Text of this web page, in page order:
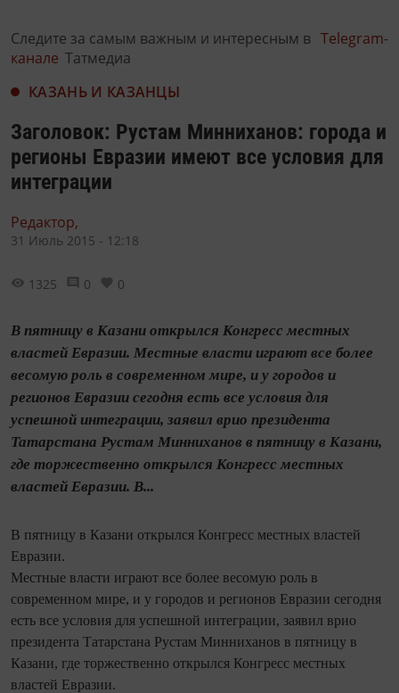
Следите за самым важным и интересным в Telegram-
канале Татмедиа
КАЗАНЬ И КАЗАНЦЫ
Заголовок: Рустам Минниханов: города и
регионы Евразии имеют все условия для
интеграции
Редактор,
31 Июль 2015 - 12:18
1325 0 0
В пятницу в Казани открылся Конгресс местных
властей Евразии. Местные власти играют все более
весомую роль в современном мире, и у городов и
регионов Евразии сегодня есть все условия для
успешной интеграции, заявил врио президента
Татарстана Рустам Минниханов в пятницу в Казани,
где торжественно открылся Конгресс местных
властей Евразии. В...
В пятницу в Казани открылся Конгресс местных властей
Евразии.
Местные власти играют все более весомую роль в
современном мире, и у городов и регионов Евразии сегодня
есть все условия для успешной интеграции, заявил врио
президента Татарстана Рустам Минниханов в пятницу в
Казани, где торжественно открылся Конгресс местных
властей Евразии.